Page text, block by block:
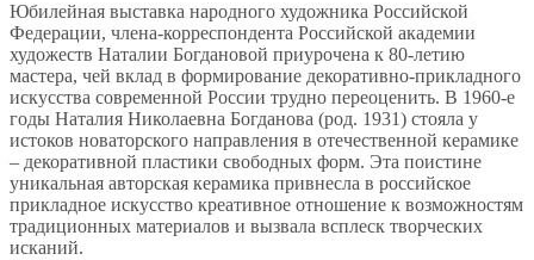
Юбилейная выставка народного художника Российской
Федерации, члена-корреспондента Российской академии
художеств Наталии Богдановой приурочена к 80-летию
мастера, чей вклад в формирование декоративно-прикладного
искусства современной России трудно переоценить. В 1960-е
годы Наталия Николаевна Богданова (род. 1931) стояла у
истоков новаторского направления в отечественной керамике
– декоративной пластики свободных форм. Эта поистине
уникальная авторская керамика привнесла в российское
прикладное искусство креативное отношение к возможностям
традиционных материалов и вызвала всплеск творческих
исканий.